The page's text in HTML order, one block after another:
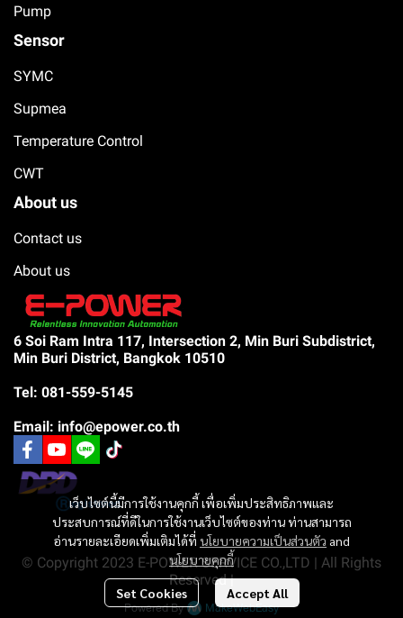
เว็บไซต์นี้มีการใช้งานคุกกี้ เพื่อเพิ่มประสิทธิภาพและ
ประสบการณ์ที่ดีในการใช้งานเว็บไซต์ของท่าน ท่านสามารถ
อ่านรายละเอียดเพิ่มเติมได้ที่ นโยบายความเป็นส่วนตัว and
นโยบายคุกกี้
Set Cookies Accept All
Pump
Sensor
SYMC
Supmea
Temperature Control
CWT
About us
Contact us
About us
6 Soi Ram Intra 117, Intersection 2, Min Buri Subdistrict,
Min Buri District, Bangkok 10510
Tel: 081-559-5145
Email: info@epower.co.th
© Copyright 2023 E-POWER SERVICE CO.,LTD | All Rights
Reserved |
Powered By MakeWebEasy